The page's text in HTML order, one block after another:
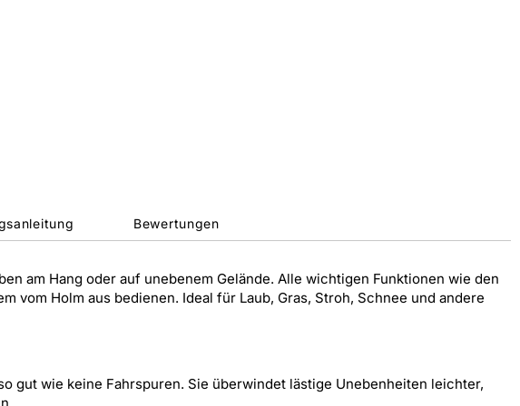
Bewertungen
am Hang oder auf unebenem Gelände. Alle wichtigen Funktionen wie den
Holm aus bedienen. Ideal für Laub, Gras, Stroh, Schnee und andere
gut wie keine Fahrspuren. Sie überwindet lästige Unebenheiten leichter,